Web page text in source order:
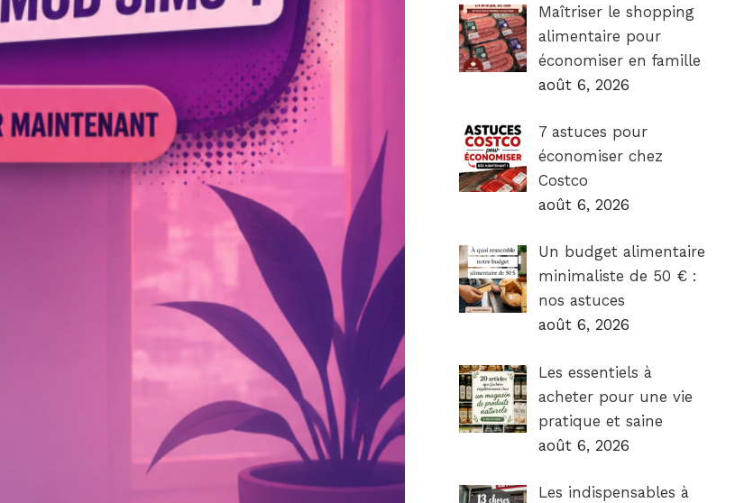
Maîtriser le shopping
alimentaire pour
économiser en famille
août 6, 2026
7 astuces pour
économiser chez
Costco
août 6, 2026
Un budget alimentaire
minimaliste de 50 € :
nos astuces
août 6, 2026
Les essentiels à
acheter pour une vie
pratique et saine
août 6, 2026
Les indispensables à